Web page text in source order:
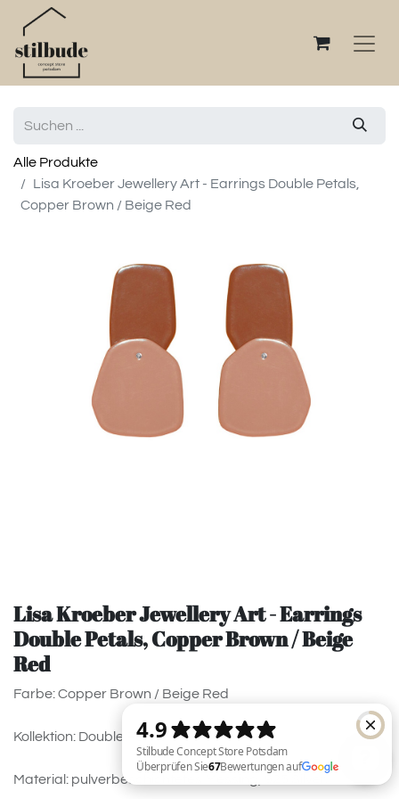
Alle Produkte
Lisa Kroeber Jewellery Art - Earrings Double Petals,
Copper Brown / Beige Red
Lisa Kroeber Jewellery Art - Earrings
Double Petals, Copper Brown / Beige
Red
Farbe: Copper Brown / Beige Red
Kollektion: Double Petals
Material: pulverbeschichtetes Messing, 925 Silver.